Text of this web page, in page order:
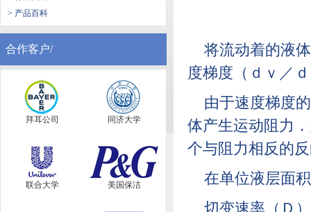
> 产品百科
合作客户/
拜耳公司 同济大学
联合大学 美国保洁
将流动着的液
度梯度（ｄｖ／
由于速度梯度
体产生运动阻力
个与阻力相反的
在单位液层面
切变速率（Ｄ